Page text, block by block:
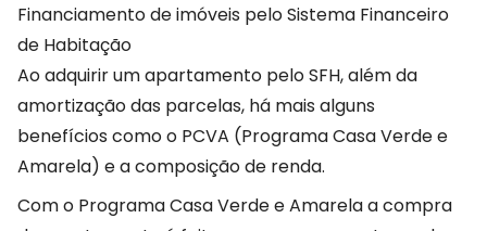
Financiamento de imóveis pelo Sistema Financeiro
de Habitação
Ao adquirir um apartamento pelo SFH, além da
amortização das parcelas, há mais alguns
benefícios como o PCVA (Programa Casa Verde e
Amarela) e a composição de renda.
Com o Programa Casa Verde e Amarela a compra